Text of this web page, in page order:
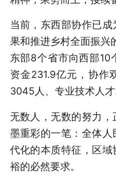
当前，东西部协作已
果和推进乡村全面振兴
东部8个省市向西部10
资金231.9亿元，协作
3045人、专业技术人才
无数人，无数的努力
墨重彩的一笔：全体
代化的本质特征，区
裕的必然要求。